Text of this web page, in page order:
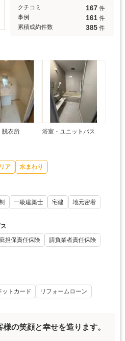
クチコミ 167 件
事例
161 件
累積成約件数
385 件
脱衣所 浴室・ユニットバス
ア 水まわり
一級建築士 宅建 地元密着
担保責任保険
請負業者責任保険
ットカード リフォームローン
の笑顔と幸せを造ります。